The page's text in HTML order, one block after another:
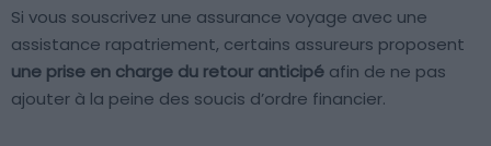
Si vous souscrivez une assurance voyage avec une
assistance rapatriement, certains assureurs proposent
une prise en charge du retour anticipé afin de ne pas
ajouter à la peine des soucis d’ordre financier.